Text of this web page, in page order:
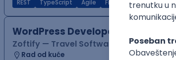
REST TypeScript Agile Figma React Native
WordPress Developer
Zoftify — Travel Software Development
Rad od kuće